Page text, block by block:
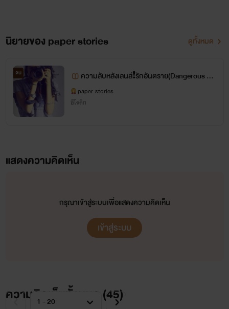
tiktok : rainbowstories
Facebook : https://www.facebook.com/paper.stories.2024
ข่าวดี ขอต้อนรับน้องใหม่แห่งวงการY _ 90องศาY
paper storiesสำหรับนิยายโรแมนติกและอีโรติก
สำหรับในธัญวลัย การเพิ่มนามปากกาทำได้ยาก นิยายYจึงอยู่ภายใต้paper storiesเหมือนเดิม
นิยายของ paper stories ดูทั้งหมด
จบ
ความลับหลังเลนส์❗️รักอันตราย(Dangerous Lo
ve) 25+
paper stories
อีโรติก
แสดงความคิดเห็น
กรุณาเข้าสู่ระบบเพื่อแสดงความคิดเห็น
เข้าสู่ระบบ
ความคิดเห็นทั้งหมด (45)